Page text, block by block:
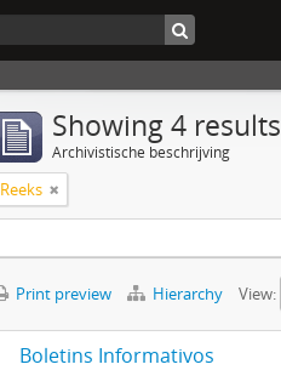
Showing 4 results
Archivistische beschrijving
Reeks
Print preview Hierarchy View:
Boletins Informativos